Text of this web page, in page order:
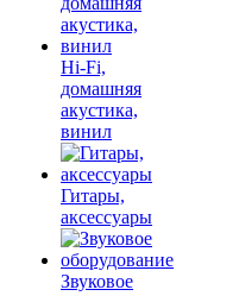
Hi-Fi,
домашняя
акустика,
винил
Гитары,
аксессуары
Звуковое